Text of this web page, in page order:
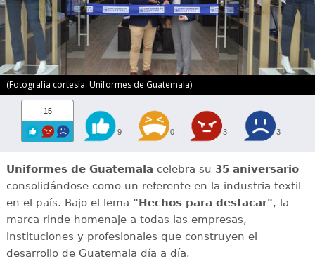
(Fotografía cortesía: Uniformes de Guatemala)
15
9 0 3 3
Uniformes de Guatemala celebra su 35 aniversario
consolidándose como un referente en la industria textil
en el país. Bajo el lema "Hechos para destacar", la
marca rinde homenaje a todas las empresas,
instituciones y profesionales que construyen el
desarrollo de Guatemala día a día.